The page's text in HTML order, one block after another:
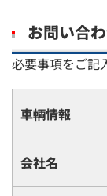
お問い合
必要事項をご記
車輌情報
会社名